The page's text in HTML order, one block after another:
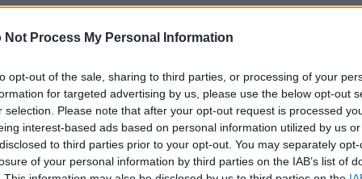
Not Process My Personal Information
opt-out of the sale, sharing to third parties, or processing of your
for targeted advertising by us, please use the below opt-out
selection. Please note that after your opt-out request is processed
interest-based ads based on personal information utilized by us
to third parties prior to your opt-out. You may separately
of your personal information by third parties on the IAB’s list of
x 3,072)